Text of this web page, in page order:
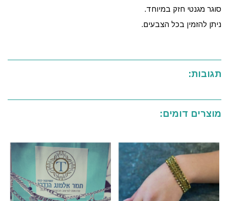
סוגר מגנטי חזק במיוחד.
ניתן להזמין בכל הצבעים.
תגובות:
מוצרים דומים: